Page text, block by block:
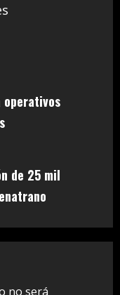
operativos
de 25 mil
no será